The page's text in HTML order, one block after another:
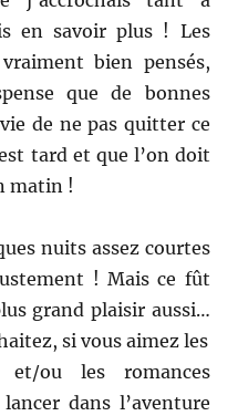
en savoir plus ! Les
bien pensés,
que de bonnes
de ne pas quitter ce
tard et que l’on doit
matin !
nuits assez courtes
! Mais ce fût
grand plaisir aussi…
si vous aimez les
et/ou les romances
dans l’aventure